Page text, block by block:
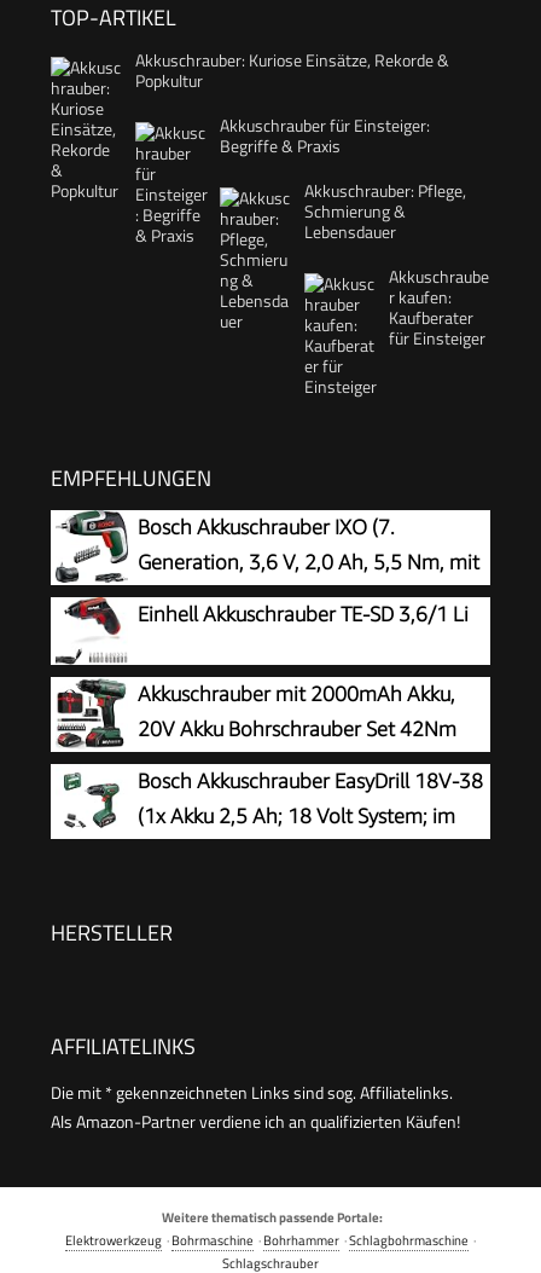
TOP-ARTIKEL
Akkuschrauber: Kuriose Einsätze, Rekorde &
Popkultur
Akkuschrauber für Einsteiger:
Begriffe & Praxis
Akkuschrauber: Pflege,
Schmierung &
Lebensdauer
Akkuschraube
r kaufen:
Kaufberater
für Einsteiger
EMPFEHLUNGEN
Bosch Akkuschrauber IXO (7.
Generation, 3,6 V, 2,0 Ah, 5,5 Nm, mit
Micro-USB-Kabel, inklusive
Winkelaufsatz, schraubt bis zu 190 Schrauben,
im Karton) – Amazon Edition
Einhell Akkuschrauber TE-SD 3,6/1 Li
Akkuschrauber mit 2000mAh Akku,
20V Akku Bohrschrauber Set 42Nm
Max, 2-Gang Akku-Bohrmaschine,
Kompatibel mit Makita Akku, 25+1
Drehmomentstufen, 10mm Bohrfutter, LED-
Bosch Akkuschrauber EasyDrill 18V-38
(1x Akku 2,5 Ah; 18 Volt System; im
HERSTELLER
AFFILIATELINKS
Die mit * gekennzeichneten Links sind sog. Affiliatelinks.
Als Amazon-Partner verdiene ich an qualifizierten Käufen!
Weitere thematisch passende Portale:
Elektrowerkzeug ·Bohrmaschine ·Bohrhammer ·Schlagbohrmaschine ·
Schlagschrauber